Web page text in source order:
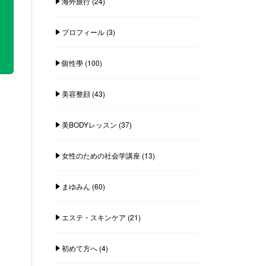
プロフィール(3)
個性學(100)
美容整顔(43)
美BODYレッスン (37)
女性のための社会学講座(13)
まゆみん (60)
エステ・スキンケア (21)
初めて方へ(4)